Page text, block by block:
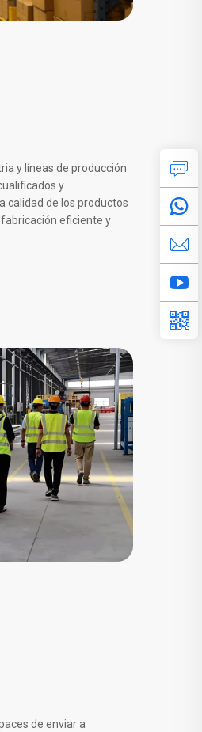
y líneas de producción
y
calidad de los productos
eficiente y
de enviar a